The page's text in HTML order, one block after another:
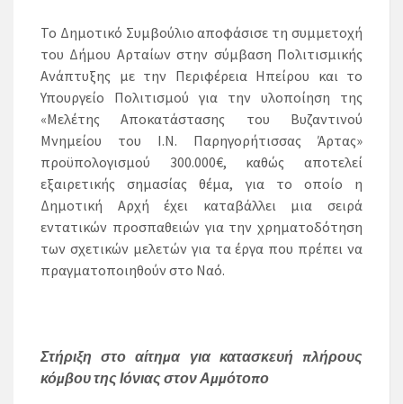
Το Δημοτικό Συμβούλιο αποφάσισε τη συμμετοχή
του Δήμου Αρταίων στην σύμβαση Πολιτισμικής
Ανάπτυξης με την Περιφέρεια Ηπείρου και το
Υπουργείο Πολιτισμού για την υλοποίηση της
«Μελέτης Αποκατάστασης του Βυζαντινού
Μνημείου του Ι.Ν. Παρηγορήτισσας Άρτας»
προϋπολογισμού 300.000€, καθώς αποτελεί
εξαιρετικής σημασίας θέμα, για το οποίο η
Δημοτική Αρχή έχει καταβάλλει μια σειρά
εντατικών προσπαθειών για την χρηματοδότηση
των σχετικών μελετών για τα έργα που πρέπει να
πραγματοποιηθούν στο Ναό.
Στήριξη στο αίτημα για κατασκευή πλήρους
κόμβου της Ιόνιας στον Αμμότοπο